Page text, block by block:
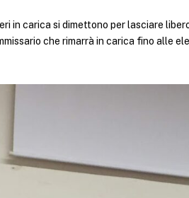
in carica si dimettono per lasciare
che rimarrà in carica fino alle